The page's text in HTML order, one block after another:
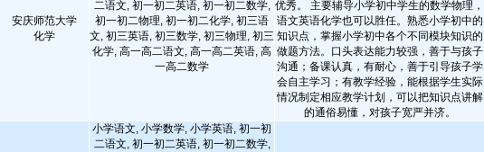
安庆师范大学
化学
二语文, 初一初二英语, 初一初二数学,
初一初二物理, 初一初二化学, 初三语
文, 初三英语, 初三数学, 初三物理, 初三
化学, 高一高二语文, 高一高二英语, 高
一高二数学
优秀。 主要辅导小学初中学生的数学物理，
语文英语化学也可以胜任。熟悉小学初中的
知识点，掌握小学初中各个不同模块知识的
做题方法。口头表达能力较强，善于与孩子
沟通；备课认真，有耐心，善于引导孩子学
会自主学习；有教学经验，能根据学生实际
情况制定相应教学计划，可以把知识点讲解
的通俗易懂，对孩子宽严并济。
小学语文, 小学数学, 小学英语, 初一初
二语文, 初一初二英语, 初一初二数学,